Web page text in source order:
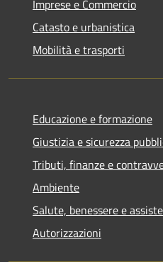
Imprese e Commercio
Catasto e urbanistica
Mobilità e trasporti
Educazione e formazione
Giustizia e sicurezza
Tributi, finanze e
Ambiente
Salute, benessere e
Autorizzazioni